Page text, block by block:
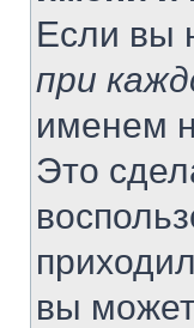
Если вы
при
именем
Это
вы